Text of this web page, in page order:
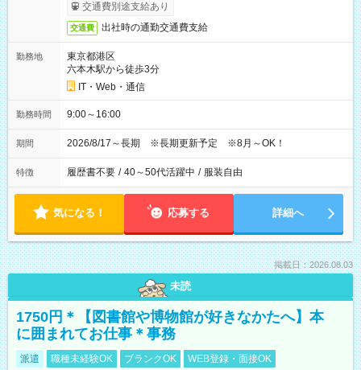
交通費別途支給あり
交通費 出社時の通勤交通費支給
勤務地
東京都港区
六本木駅から徒歩3分
IT・Web・通信
勤務時間 9:00～16:00
期間 2026/8/17～長期 ※長期更新予定 ※8月～OK！
特徴 履歴書不要 / 40～50代活躍中 / 服装自由
気になる！ 応募する 詳細へ
掲載日：2026.08.03
未読
1750円＊【図書館や博物館が好きなかたへ】本
に囲まれてお仕事＊事務
派遣 職種未経験OK ブランクOK WEB登録・面接OK